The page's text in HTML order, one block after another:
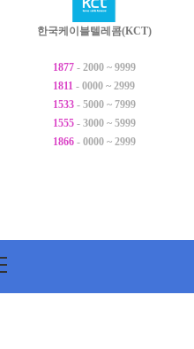
한국케이블텔레콤(KCT)
1877- 2000 ~ 9999
1811 - 0000 ~ 2999
1533- 5000 ~ 7999
1555- 3000 ~ 5999
1866- 0000 ~ 2999